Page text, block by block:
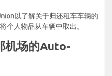
以了解关于归还租车车辆的
个人物品从车辆中取出。
机场的Auto-